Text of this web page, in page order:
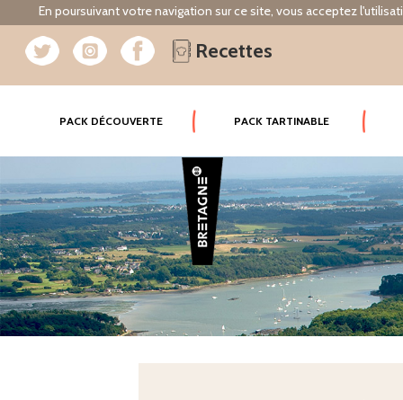
En poursuivant votre navigation sur ce site, vous acceptez
Recettes
PACK DÉCOUVERTE(CURRENT) PACK TARTINABLE